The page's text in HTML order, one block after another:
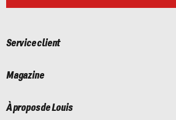
Service client
Magazine
À propos de Louis